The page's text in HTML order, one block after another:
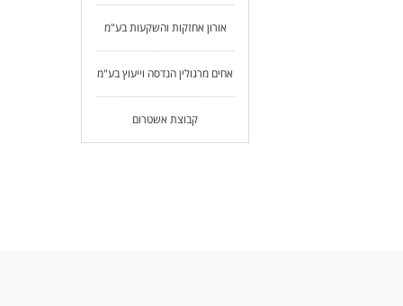
אורון אחזקות והשקעות בע"מ
אחים מרגולין הנדסה וייעוץ בע"מ
קבוצת אשטרום